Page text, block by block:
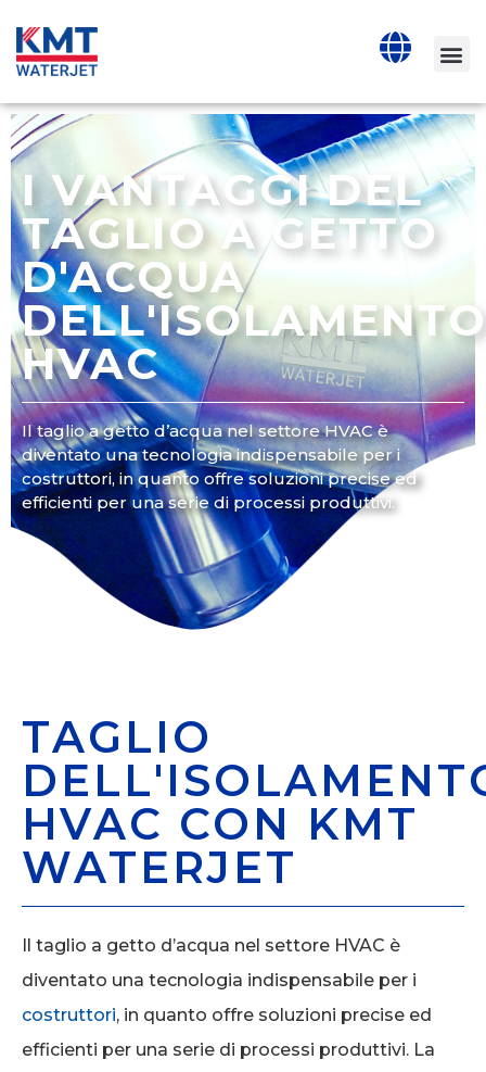
I VANTAGGI DEL
TAGLIO A GETTO
D'ACQUA
DELL'ISOLAMENTO
HVAC
Il taglio a getto d’acqua nel settore HVAC è
diventato una tecnologia indispensabile per i
costruttori, in quanto offre soluzioni precise ed
efficienti per una serie di processi produttivi.
TAGLIO
HVAC CON KMT
WATERJET
Il taglio a getto d’acqua nel settore HVAC è
diventato una tecnologia indispensabile per i
costruttori, in quanto offre soluzioni precise ed
efficienti per una serie di processi produttivi. La